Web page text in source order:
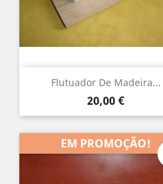
Flutuador De Madeira...
Preço
20,00 €
EM PROMOÇÃO!